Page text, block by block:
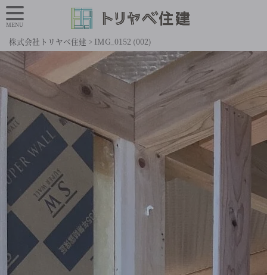
株式会社トリヤベ住建 > IMG_0152 (002)
MENU